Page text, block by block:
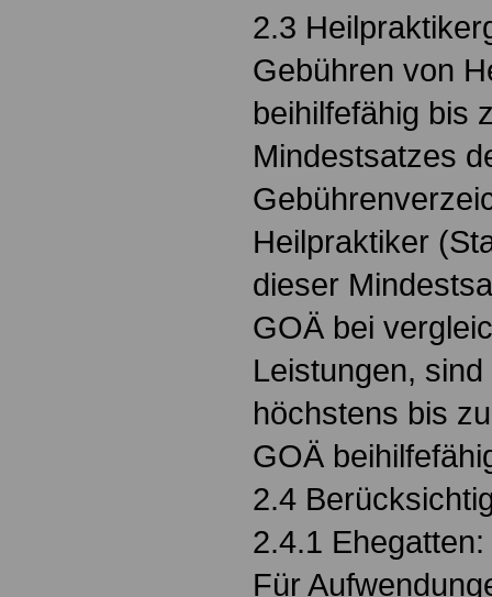
2.3
Gebühren von
beihilfefähig bis
Mindestsatzes
Heilpraktiker
dieser
GOÄ bei
Leistungen,
höchstens bis
GOÄ
2.4
2.4.1 Ehegatten:
Für